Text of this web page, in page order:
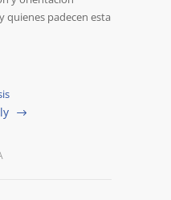
quienes padecen esta